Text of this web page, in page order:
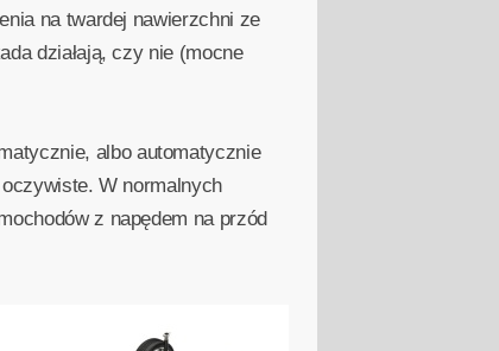
na twardej nawierzchni ze
działają, czy nie (mocne
albo automatycznie
W normalnych
z napędem na przód